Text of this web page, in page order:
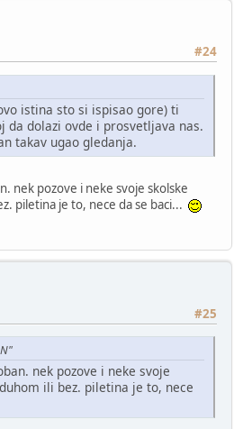
#24
istina sto si ispisao gore) ti
da dolazi ovde i prosvetljava nas.
takav ugao gledanja.
nek pozove i neke svoje skolske
piletina je to, nece da se baci...
#25
nek pozove i neke svoje
ili bez. piletina je to, nece